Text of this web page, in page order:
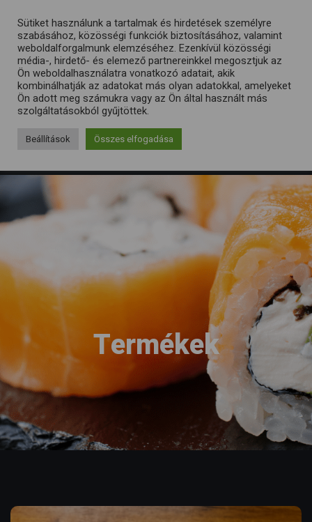
Termékek
Sütiket használunk a tartalmak és hirdetések személyre
szabásához, közösségi funkciók biztosításához, valamint
weboldalforgalmunk elemzéséhez. Ezenkívül közösségi
média-, hirdető- és elemező partnereinkkel megosztjuk az
Ön weboldalhasználatra vonatkozó adatait, akik
kombinálhatják az adatokat más olyan adatokkal, amelyeket
Ön adott meg számukra vagy az Ön által használt más
szolgáltatásokból gyűjtöttek.
Beállítások Összes elfogadása